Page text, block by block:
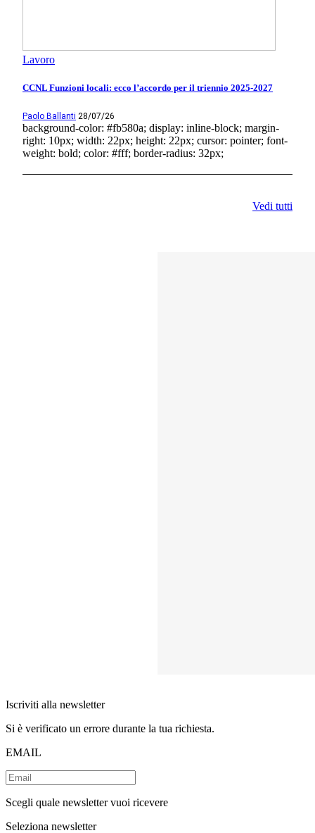
Lavoro
CCNL Funzioni locali: ecco l’accordo per il triennio 2025-2027
Paolo Ballanti 28/07/26
background-color: #fb580a; display: inline-block; margin-
right: 10px; width: 22px; height: 22px; cursor: pointer; font-
weight: bold; color: #fff; border-radius: 32px;
Vedi tutti
Iscriviti alla newsletter
Si è verificato un errore durante la tua richiesta.
EMAIL
Scegli quale newsletter vuoi ricevere
Seleziona newsletter